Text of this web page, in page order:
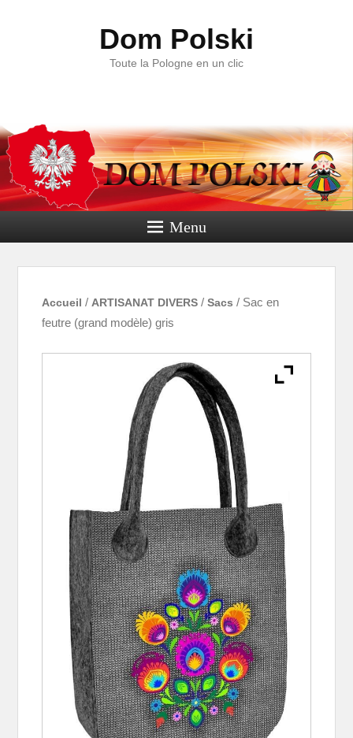
Dom Polski
Toute la Pologne en un clic
Menu
Accueil / ARTISANAT DIVERS /Sacs / Sac en
feutre (grand modèle) gris